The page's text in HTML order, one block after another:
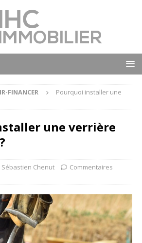
FINANCER
Pourquoi installer une
une verrière
Sébastien Chenut
Commentaires